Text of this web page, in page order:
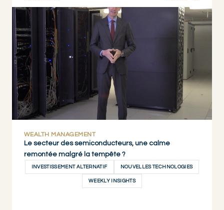
DÉCOUVRIR MAINTENANT
WEALTH MANAGEMENT
Le secteur des semiconducteurs, une calme
remontée malgré la tempête ?
INVESTISSEMENT ALTERNATIF NOUVELLES TECHNOLOGIES
WEEKLY INSIGHTS